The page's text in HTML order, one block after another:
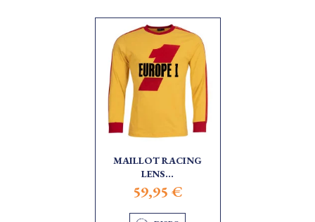
MAILLOT RACING
LENS...
59,95 €